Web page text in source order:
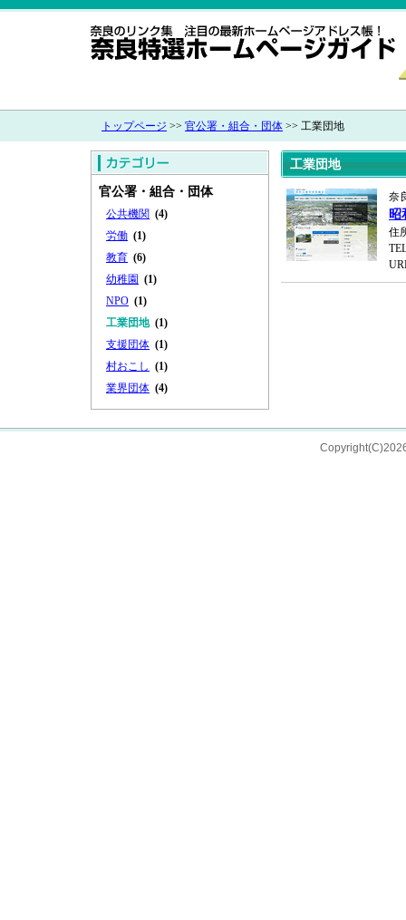
トップページ >> 官公署・組合・団体 >> 工業団地
官公署・組合・団体
公共機関 (4)
労働 (1)
教育 (6)
幼稚園 (1)
NPO (1)
工業団地 (1)
支援団体 (1)
村おこし (1)
業界団体 (4)
工業団地
奈
昭
住